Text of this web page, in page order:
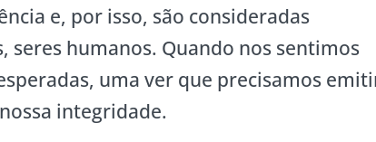
e, por isso, são consideradas
seres humanos. Quando nos sentimos
uma ver que precisamos
integridade.